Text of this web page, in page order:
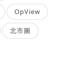
OpView
北市圖